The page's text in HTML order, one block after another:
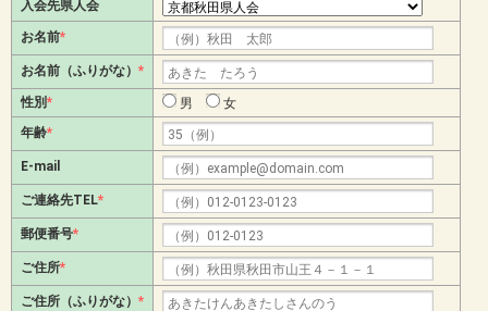
入会先県人会
お名前*
お名前（ふりがな） *
性別* 男
女
年齢*
E-mail
ご連絡先TEL*
郵便番号*
ご住所*
ご住所（ふりがな） *